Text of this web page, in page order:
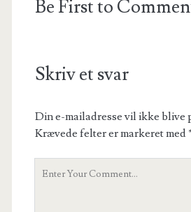
Be First to
Skriv et svar
Din e-mailadresse vil ikke blive
Krævede felter er markeret med
Your